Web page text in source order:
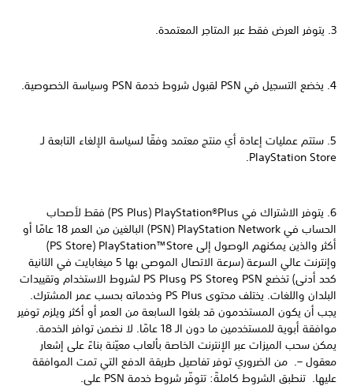
3. يتوفر العرض فقط عبر المتاجر المعتمدة.
4. يخضع التسجيل في PSN لقبول شروط خدمة PSN وسياسة الخصوصية.
5. ستتم عمليات إعادة أي منتج معتمد وفقًا لسياسة الإلغاء التابعة لـ
PlayStation Store.
6. يتوفر الاشتراك في PlayStation®Plus ‏(PS Plus) فقط لأصحاب
الحساب في PlayStation Network ‏(PSN) البالغين من العمر 18 عامًا أو
أكثر والذين يمكنهم الوصول إلى PlayStation™Store ‏(PS Store)
وإنترنت عالي السرعة (سرعة الاتصال الموصى بها 5 ميغابايت في الثانية
كحد أدنى) تخضع PSN وPS Store وPS Plus لشروط الاستخدام وتقييدات
البلدان واللغات. يختلف محتوى PS Plus وخدماته بحسب عمر المشترك.
يجب أن يكون المستخدمون قد بلغوا السابعة من العمر أو أكثر ويلزم توفير
موافقة أبوية للمستخدمين ما دون الـ 18 عامًا. لا نضمن توافر الخدمة.
يمكن سحب الميزات عبر الإنترنت الخاصة بألعاب معيّنة بناءً على إشعار
معقول –. من الضروري توفر تفاصيل طريقة الدفع التي تمت الموافقة
عليها. تنطبق الشروط كاملةً: تتوفّر شروط خدمة PSN على.